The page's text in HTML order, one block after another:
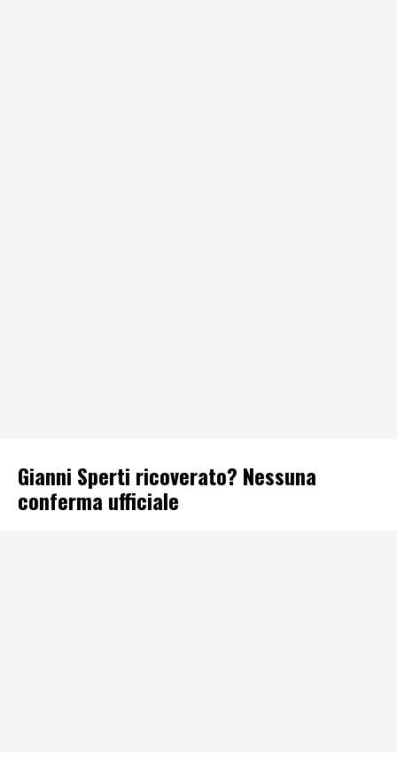
Gianni Sperti ricoverato? Nessuna
conferma ufficiale